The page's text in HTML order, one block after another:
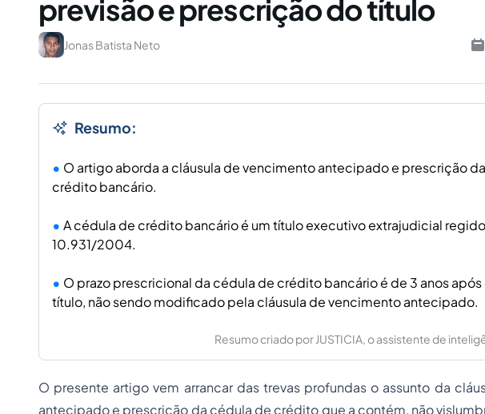
previsão e prescrição do título
Jonas Batista Neto
Resumo:
O artigo aborda a cláusula de vencimento antecipado e prescrição
crédito bancário.
A cédula de crédito bancário é um título executivo extrajudicial
10.931/2004.
O prazo prescricional da cédula de crédito bancário é de 3 anos
título, não sendo modificado pela cláusula de vencimento antecipado.
Resumo criado por JUSTICIA, o assistente de
O presente artigo vem arrancar das trevas profundas o assunto da
antecipado e prescrição da cédula de crédito que a contém, não